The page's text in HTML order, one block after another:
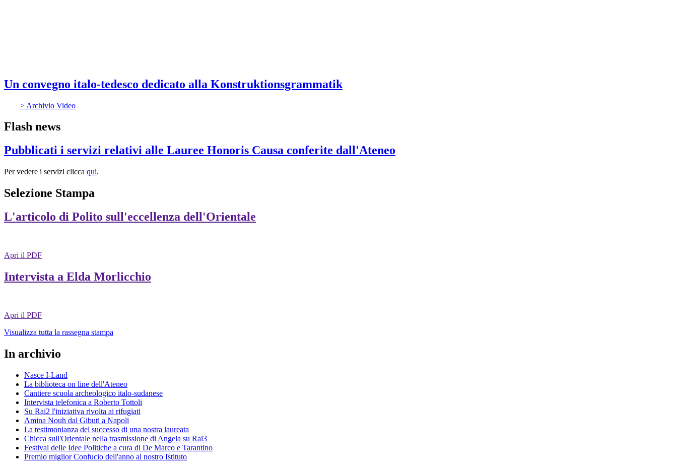
Un convegno italo-tedesco dedicato alla Konstruktionsgrammatik
> Archivio Video
Flash news
Pubblicati i servizi relativi alle Lauree Honoris Causa conferite dall'Ateneo
Per vedere i servizi clicca qui.
Selezione Stampa
L'articolo di Polito sull'eccellenza dell'Orientale
Apri il PDF
Intervista a Elda Morlicchio
Apri il PDF
Visualizza tutta la rassegna stampa
In archivio
Nasce I-Land
La biblioteca on line dell'Ateneo
Cantiere scuola archeologico italo-sudanese
Intervista telefonica a Roberto Tottoli
Su Rai2 l'iniziativa rivolta ai rifugiati
Amina Nouh dal Gibuti a Napoli
La testimonianza del successo di una nostra laureata
Chicca sull'Orientale nella trasmissione di Angela su Rai3
Festival delle Idee Politiche a cura di De Marco e Tarantino
Premio miglior Confucio dell'anno al nostro Istituto